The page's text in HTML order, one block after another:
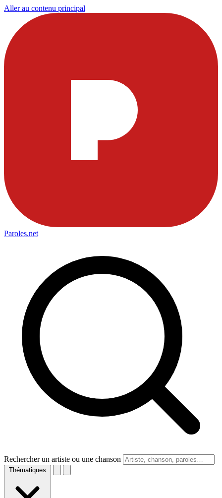
Aller au contenu principal
Paroles.net
Rechercher un artiste ou une chanson
Thématiques